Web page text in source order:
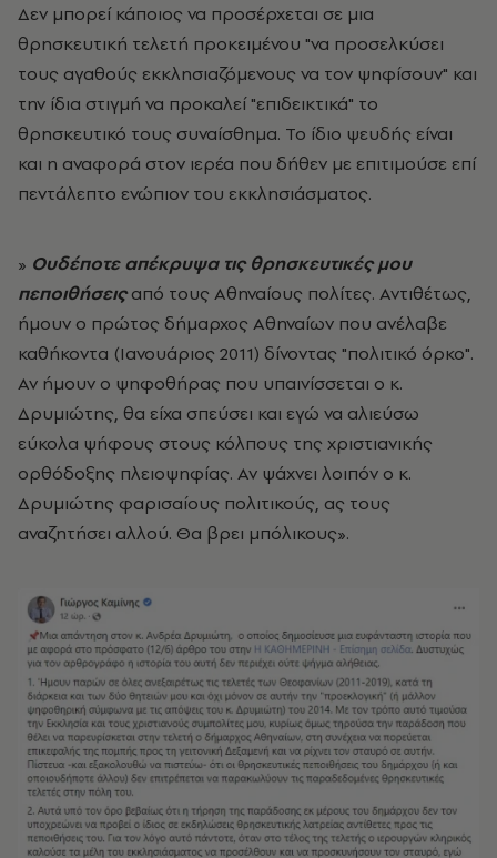
Δεν μπορεί κάποιος να προσέρχεται σε μια
θρησκευτική τελετή προκειμένου "να προσελκύσει
τους αγαθούς εκκλησιαζόμενους να τον ψηφίσουν" και
την ίδια στιγμή να προκαλεί "επιδεικτικά" το
θρησκευτικό τους συναίσθημα. Το ίδιο ψευδής είναι
και η αναφορά στον ιερέα που δήθεν με επιτιμούσε επί
πεντάλεπτο ενώπιον του εκκλησιάσματος.
» Ουδέποτε απέκρυψα τις θρησκευτικές μου
πεποιθήσειςαπό τους Αθηναίους πολίτες. Αντιθέτως,
ήμουν ο πρώτος δήμαρχος Αθηναίων που ανέλαβε
καθήκοντα (Ιανουάριος 2011) δίνοντας "πολιτικό όρκο".
Αν ήμουν ο ψηφοθήρας που υπαινίσσεται ο κ.
Δρυμιώτης, θα είχα σπεύσει και εγώ να αλιεύσω
εύκολα ψήφους στους κόλπους της χριστιανικής
ορθόδοξης πλειοψηφίας. Αν ψάχνει λοιπόν ο κ.
Δρυμιώτης φαρισαίους πολιτικούς, ας τους
αναζητήσει αλλού. Θα βρει μπόλικους».